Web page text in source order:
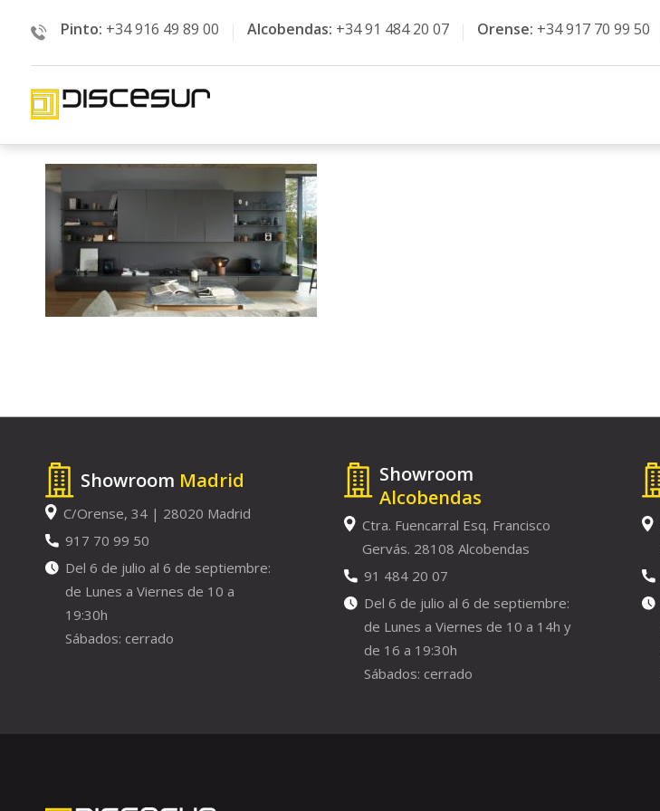
Pinto: +34 916 49 89 00 Alcobendas: +34 91 484 20 07 Orense: +34 917 70 99 50
Showroom Madrid
C/Orense, 34 | 28020 Madrid
917 70 99 50
Del 6 de julio al 6 de septiembre:
de Lunes a Viernes de 10 a
19:30h
Sábados: cerrado
Showroom
Alcobendas
Ctra. Fuencarral Esq. Francisco
Gervás. 28108 Alcobendas
91 484 20 07
Del 6 de julio al 6 de septiembre:
de Lunes a Viernes de 10 a 14h y
de 16 a 19:30h
Sábados: cerrado